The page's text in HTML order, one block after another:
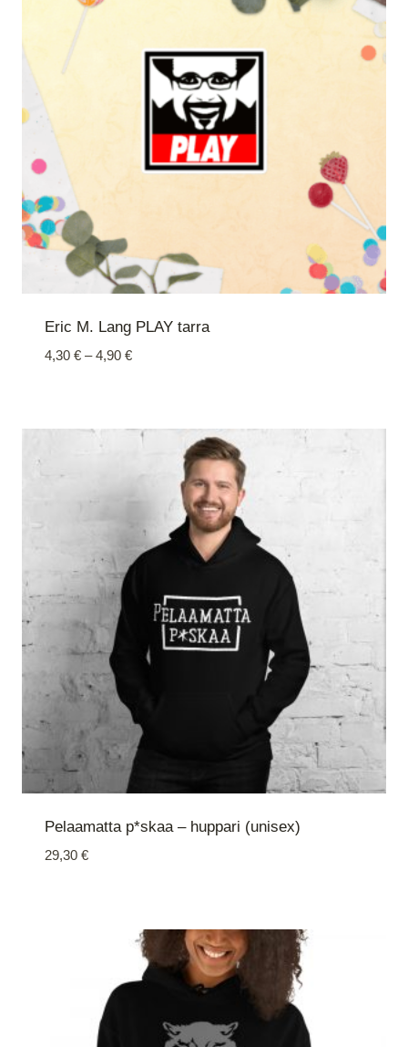
Eric M. Lang PLAY tarra
4,30 € – 4,90 €Hintaluokka:
Pelaamatta p*skaa – huppari (unisex)
29,30 €